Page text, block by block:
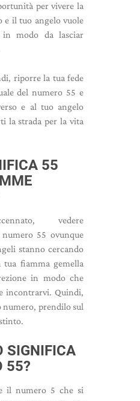
per vivere la
e il tuo angelo vuole
modo da lasciar
riporre la tua fede
del numero 55 e
e al tuo angelo
la strada per la vita
55
vedere
55 ovunque
stanno cercando
fiamma gemella
in modo che
incontrarvi. Quindi,
numero, prendilo sul
SIGNIFICA
55?
il numero 5 che si